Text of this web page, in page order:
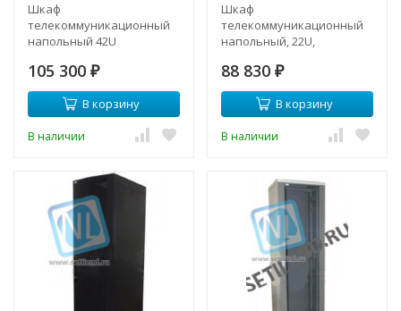
Шкаф
телекоммуникационный
напольный 42U
(SNR-TFC-426010-GS-G)
105 300 ₽
В корзину
В наличии
Шкаф
телекоммуникационный
напольный, 22U,
88 830 ₽
В корзину
В наличии